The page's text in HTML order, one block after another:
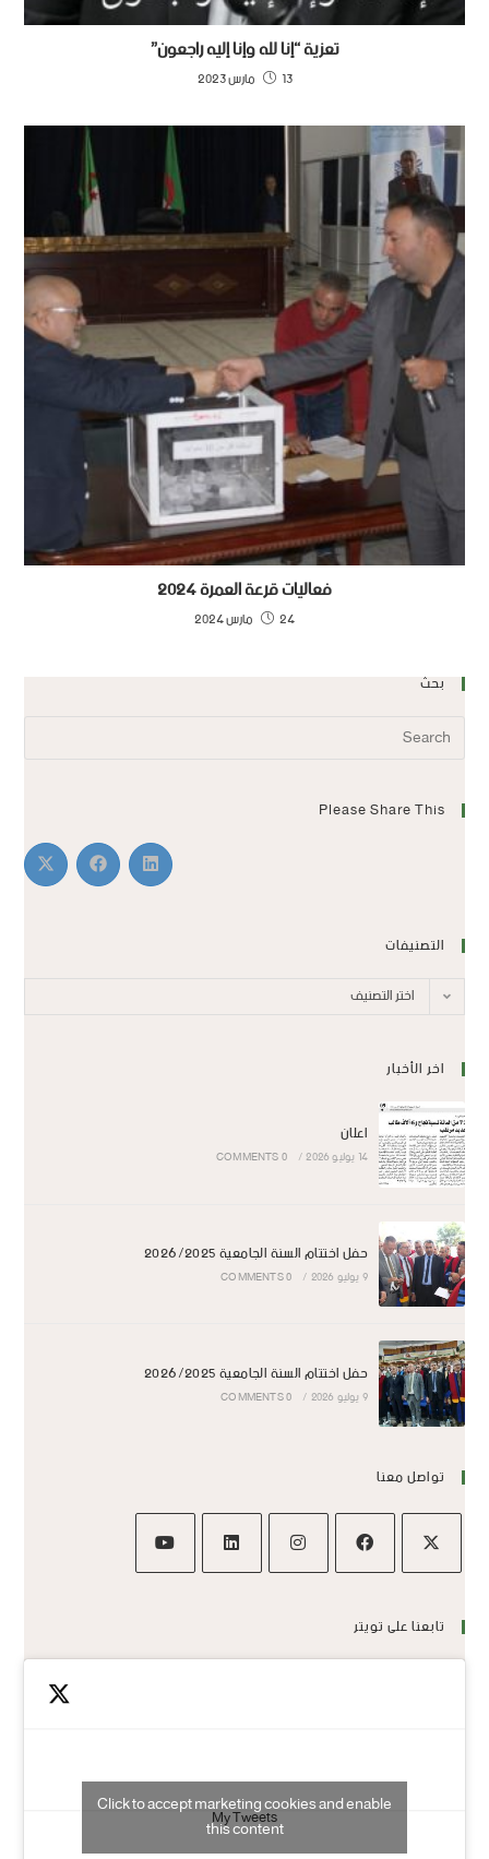
تعزية “إنا لله وإنا إليه راجعون”
13 مارس 2023
فعاليات قرعة العمرة 2024
24 مارس 2024
بحث
Please Share This
التصنيفات
اختر التصنيف
اخر الأخبار
اعلان
14 يوليو 2026 /
0 COMMENTS
حفل اختتام السنة الجامعية 2026/2025
9 يوليو 2026 /
0 COMMENTS
حفل اختتام السنة الجامعية 2026/2025
9 يوليو 2026 /
0 COMMENTS
تواصل معنا
تابعنا على تويتر
My Tweets
Click to accept marketing cookies and enable
this content